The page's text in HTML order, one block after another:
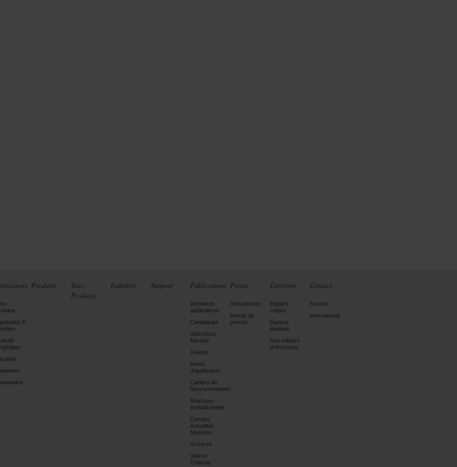
&
Produits
Sites
Produits
Industrie Support Publications
Dernières
publications
Catalogues
Sélections
Marché
Guides
Notes
d'application
Cahiers de
l'instrumentation
Brochure
institutionnelle
Contact
Actualités
Mesures
Archives
Vidéos
Chauvin
Presse
Infos presse
Revue de
presse
Carrières
Espace
emploi
Espace
étudiant
Nos métiers
et fonctions
Contact
France
International